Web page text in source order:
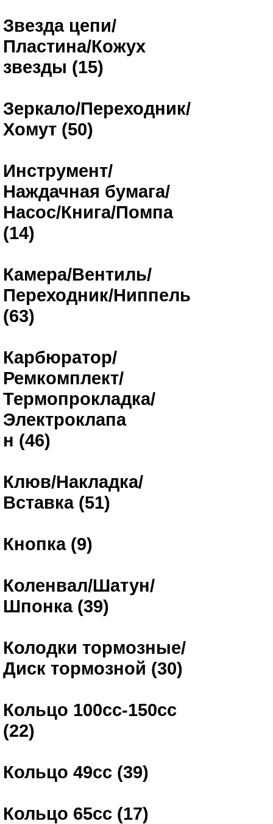
Звезда цепи/
Пластина/Кожух
звезды (15)
Зеркало/Переходник/
Хомут (50)
Инструмент/
Наждачная бумага/
Насос/Книга/Помпа
(14)
Камера/Вентиль/
Переходник/Ниппель
(63)
Карбюратор/
Ремкомплект/
Термопрокладка/
Электроклапа
н (46)
Клюв/Накладка/
Вставка (51)
Кнопка (9)
Коленвал/Шатун/
Шпонка (39)
Колодки тормозные/
Диск тормозной (30)
Кольцо 100сс-150сс
(22)
Кольцо 49сс (39)
Кольцо 65сс (17)